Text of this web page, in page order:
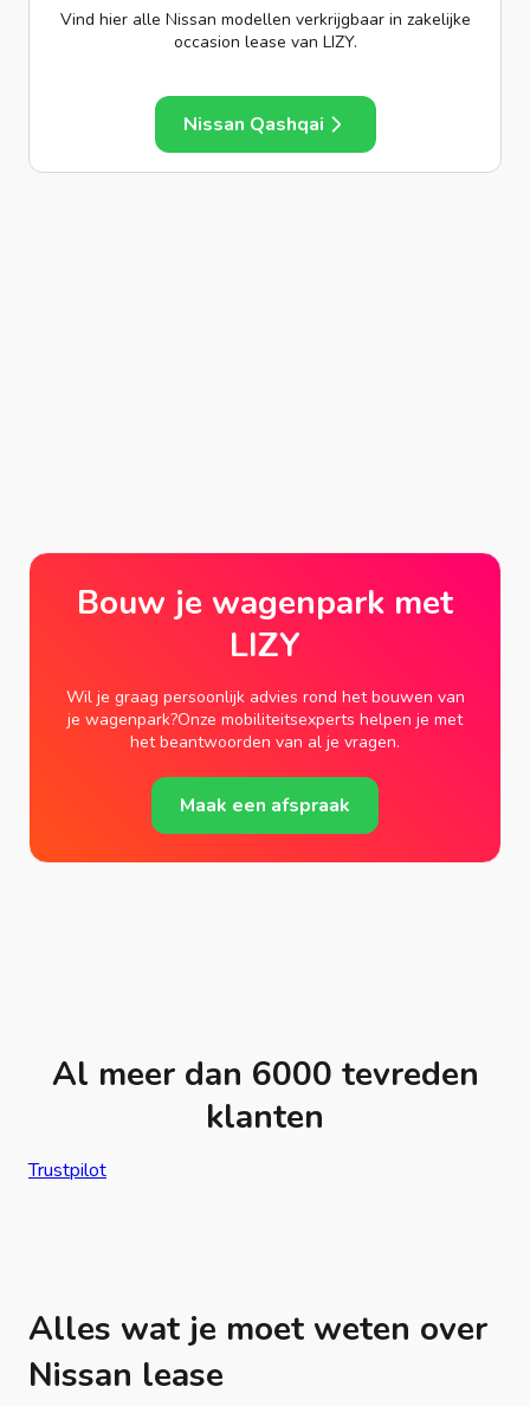
Vind hier alle Nissan modellen verkrijgbaar in zakelijke
occasion lease van LIZY.
Nissan Qashqai
Bouw je wagenpark met
LIZY
Wil je graag persoonlijk advies rond het bouwen van
je wagenpark?Onze mobiliteitsexperts helpen je met
het beantwoorden van al je vragen.
Maak een afspraak
Al meer dan 6000 tevreden
klanten
Trustpilot
Alles wat je moet weten over
Nissan lease